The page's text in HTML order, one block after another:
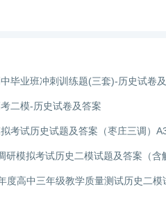
毕业班冲刺训练题(三套)-历史试卷
二模-历史试卷及答案
考试历史试题及答案（枣庄三调）
模拟考试历史二模试题及答案（含
度高中三年级教学质量测试历史二模